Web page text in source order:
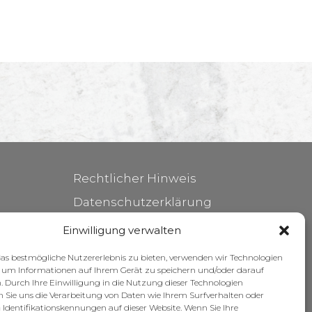
Einwilligung verwalten
bestmögliche Nutzererlebnis zu bieten, verwenden wir Technologien
um Informationen auf Ihrem Gerät zu speichern und/oder darauf
Durch Ihre Einwilligung in die Nutzung dieser Technologien
Sie uns die Verarbeitung von Daten wie Ihrem Surfverhalten oder
auf dieser Website. Wenn Sie Ihre
Rechtlicher Hinweis
Datenschutzerklärung
Cookie-Richtlinie
Zuschüsse